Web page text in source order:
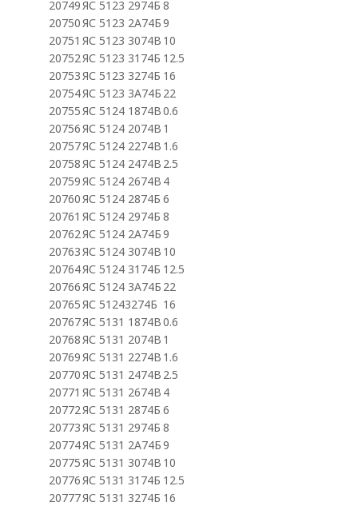
20749ЯС 5123 2974Б 8
20750ЯС 5123 2А74Б9
20751 ЯС 5123 3074В 10
20752ЯС 5123 3174Б 12.5
20753ЯС 5123 3274Б 16
20754ЯС 5123 3А74Б 22
20755ЯС 5124 1874В0.6
20756ЯС 5124 2074В 1
20757ЯС 5124 2274В 1.6
20758ЯС 5124 2474В 2.5
20759ЯС 5124 2674В 4
20760ЯС 5124 2874Б 6
20761 ЯС 5124 2974Б 8
20762ЯС 5124 2А74Б9
20763ЯС 5124 3074В 10
20764ЯС 5124 3174Б 12.5
20766ЯС 5124 3А74Б 22
20765ЯС 51243274Б 16
20767ЯС 5131 1874В0.6
20768ЯС 5131 2074В 1
20769ЯС 5131 2274В 1.6
20770ЯС 5131 2474В 2.5
20771 ЯС 5131 2674В 4
20772ЯС 5131 2874Б 6
20773ЯС 5131 2974Б 8
20774ЯС 5131 2А74Б9
20775ЯС 5131 3074В 10
20776ЯС 5131 3174Б 12.5
20777ЯС 5131 3274Б 16